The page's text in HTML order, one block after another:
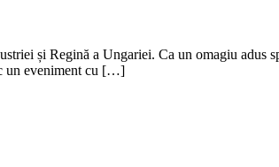
și Regină a Ungariei. Ca un omagiu
un eveniment cu […]